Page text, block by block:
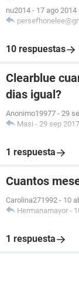
nu2014 - 17 ago 2014
10 respuestas
Clearblue
dias igual?
Anonimo19977 - 29
Masi - 29 sep
1 respuesta
Cuantos
Carolina271992 - 10
Hermanamayor -
1 respuesta